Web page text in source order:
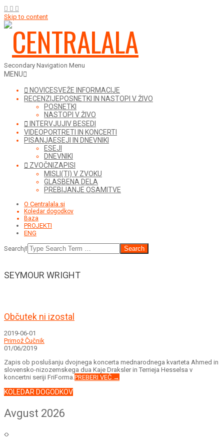
Skip to content
Secondary Navigation Menu
MENU
NOVICESVEŽE INFORMACIJE
RECENZIJEPOSNETKI IN NASTOPI V ŽIVO
POSNETKI
NASTOPI V ŽIVO
INTERVJUJI V BESEDI
VIDEOPORTRETI IN KONCERTI
PISANJAESEJI IN DNEVNIKI
ESEJI
DNEVNIKI
ZVOČNI ZAPISI
MISLI(TI) V ZVOKU
GLASBENA DELA
PREBIJANJE OSAMITVE
O Centralala.si
Koledar dogodkov
Baza
PROJEKTI
ENG
Search
SEYMOUR WRIGHT
Občutek ni izostal
2019-06-01
Primož Čučnik
01/06/2019
Zapis ob poslušanju dvojnega koncerta mednarodnega kvarteta Ahmed in
slovensko-nizozemskega dua Kaje Draksler in Terrieja Hesselsa v
koncertni seriji FriForma. PREBERI VEČ →
KOLEDAR DOGODKOV
Avgust 2026